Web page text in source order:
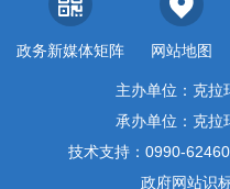
政务新媒体矩阵 网站地图
主办单位：克拉
承办单位：克拉
技术支持：0990-
政府网站识